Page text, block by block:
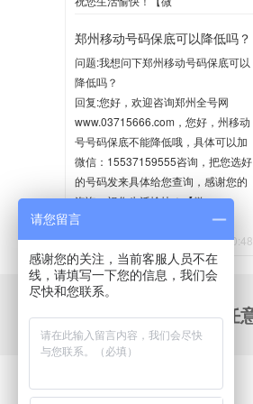
2020-06-02 10:35
郑州移动号码保底可以降低吗？
问题:我想问下郑州移动号码保底可以
降低吗？
回复:您好，欢迎咨询郑州全号网
www.03715666.com，您好，州移动
号号码保底不能降低哦，具体可以加
微信：15537159555咨询，把您选好
的号码发来具体给您查询，感谢您的
咨询，祝您生活愉快！【微
信:15537159555】
2020-05-21 10:48
千万号码 任
关于我们
请您留言
感谢您的关注，当前客服人员不在
线，请填写一下您的信息，我们会
尽快和您联系。